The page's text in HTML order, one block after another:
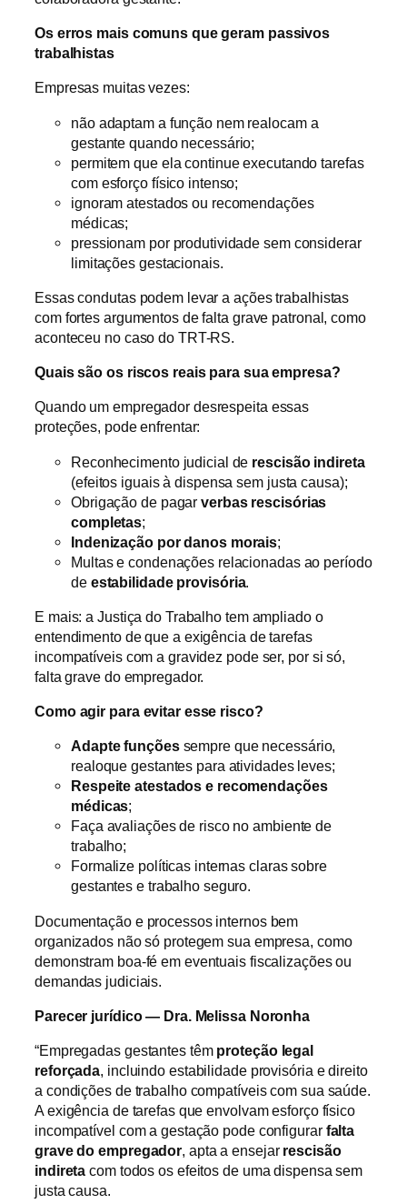
Os erros mais comuns que geram passivos
trabalhistas
Empresas muitas vezes:
não adaptam a função nem realocam a
gestante quando necessário;
permitem que ela continue executando tarefas
com esforço físico intenso;
ignoram atestados ou recomendações
médicas;
pressionam por produtividade sem considerar
limitações gestacionais.
Essas condutas podem levar a ações trabalhistas
com fortes argumentos de falta grave patronal, como
aconteceu no caso do TRT-RS.
Quais são os riscos reais para sua empresa?
Quando um empregador desrespeita essas
proteções, pode enfrentar:
Reconhecimento judicial de rescisão indireta
(efeitos iguais à dispensa sem justa causa);
Obrigação de pagarverbas rescisórias
completas;
Indenização por danos morais;
Multas e condenações relacionadas ao período
de estabilidade provisória.
E mais: a Justiça do Trabalho tem ampliado o
entendimento de que a exigência de tarefas
incompatíveis com a gravidez pode ser, por si só,
falta grave do empregador.
Como agir para evitar esse risco?
Adapte funçõessempre que necessário,
realoque gestantes para atividades leves;
Respeite atestados e recomendações
médicas;
Faça avaliações de risco no ambiente de
trabalho;
Formalize políticas internas claras sobre
gestantes e trabalho seguro.
Documentação e processos internos bem
organizados não só protegem sua empresa, como
demonstram boa-fé em eventuais fiscalizações ou
demandas judiciais.
Parecer jurídico — Dra. Melissa Noronha
“Empregadas gestantes têm proteção legal
reforçada, incluindo estabilidade provisória e direito
a condições de trabalho compatíveis com sua saúde.
A exigência de tarefas que envolvam esforço físico
incompatível com a gestação pode configurar falta
grave do empregador, apta a ensejar rescisão
indireta com todos os efeitos de uma dispensa sem
justa causa.